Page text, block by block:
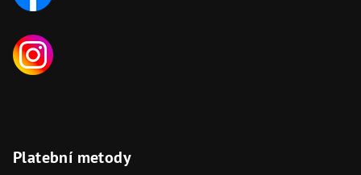
Platební metody